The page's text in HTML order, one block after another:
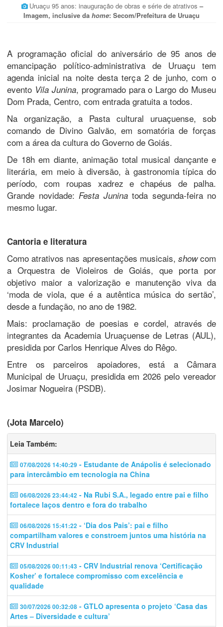
Uruaçu 95 anos: inauguração de obras e série de atrativos –
Imagem, inclusive da home: Secom/Prefeitura de Uruaçu
A programação oficial do aniversário de 95 anos de
emancipação político-administrativa de Uruaçu tem
agenda inicial na noite desta terça 2 de junho, com o
evento Vila Junina, programado para o Largo do Museu
Dom Prada, Centro, com entrada gratuita a todos.
Na organização, a Pasta cultural uruaçuense, sob
comando de Divino Galvão, em somatória de forças
com a área da cultura do Governo de Goiás.
De 18h em diante, animação total musical dançante e
literária, em meio à diversão, à gastronomia típica do
período, com roupas xadrez e chapéus de palha.
Grande novidade: Festa Juninatoda segunda-feira no
mesmo lugar.
Cantoria e literatura
Como atrativos nas apresentações musicais, showcom
a Orquestra de Violeiros de Goiás, que porta por
objetivo maior a valorização e manutenção viva da
‘moda de viola, que é a autêntica música do sertão’,
desde a fundação, no ano de 1982.
Mais: proclamação de poesias e cordel, através de
integrantes da Academia Uruaçuense de Letras (AUL),
presidida por Carlos Henrique Alves do Rêgo.
Entre os parceiros apoiadores, está a Câmara
Municipal de Uruaçu, presidida em 2026 pelo vereador
Josimar Nogueira (PSDB).
(Jota Marcelo)
Leia Também:
07/08/2026 14:40:29 - Estudante de Anápolis é selecionado
para intercâmbio em tecnologia na China
06/08/2026 23:44:42 - Na Rubi S.A., legado entre pai e filho
fortalece laços dentro e fora do trabalho
06/08/2026 15:41:22 - ‘Dia dos Pais’: pai e filho
compartilham valores e constroem juntos uma história na
CRV Industrial
05/08/2026 00:11:43 - CRV Industrial renova ‘Certificação
Kosher’ e fortalece compromisso com excelência e
qualidade
30/07/2026 00:32:08 - GTLO apresenta o projeto ‘Casa das
Artes – Diversidade e cultura’